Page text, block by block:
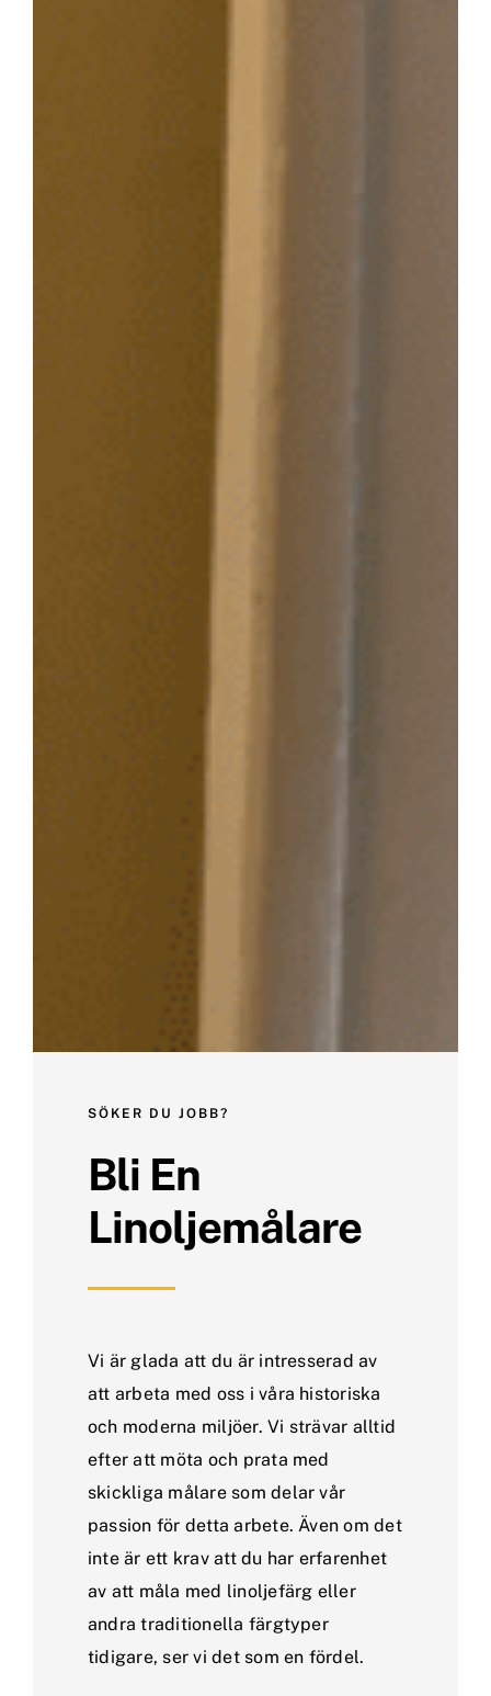
SÖKER DU JOBB?
Bli En
Linoljemålare
Vi är glada att du är intresserad av
att arbeta med oss i våra historiska
och moderna miljöer. Vi strävar alltid
efter att möta och prata med
skickliga målare som delar vår
passion för detta arbete. Även om det
inte är ett krav att du har erfarenhet
av att måla med linoljefärg eller
andra traditionella färgtyper
tidigare, ser vi det som en fördel.